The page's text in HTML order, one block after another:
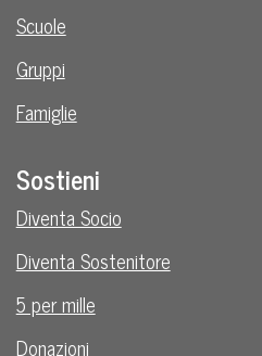
Scuole
Gruppi
Famiglie
Sostieni
Diventa Socio
Diventa Sostenitore
5 per mille
Donazioni